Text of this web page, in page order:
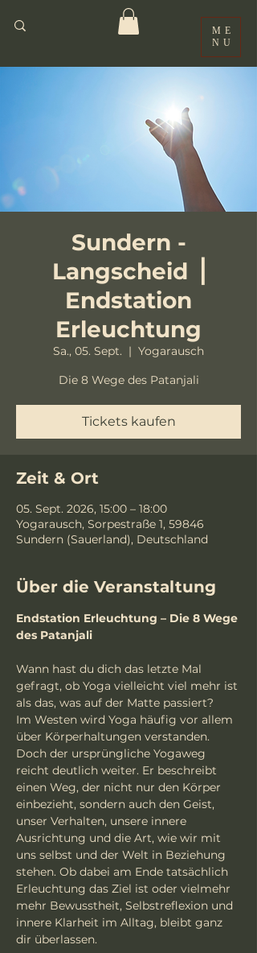
ME
NU
Sundern -
Langscheid ⎟
Endstation
Erleuchtung
Sa., 05. Sept.
  |
Yogarausch
Die 8 Wege des Patanjali
Tickets kaufen
Zeit & Ort
05. Sept. 2026, 15:00 – 18:00
Yogarausch, Sorpestraße 1, 59846
Sundern (Sauerland), Deutschland
Über die Veranstaltung
Endstation Erleuchtung – Die 8 Wege
des Patanjali
Wann hast du dich das letzte Mal
gefragt, ob Yoga vielleicht viel mehr ist
als das, was auf der Matte passiert?
Im Westen wird Yoga häufig vor allem
über Körperhaltungen verstanden.
Doch der ursprüngliche Yogaweg
reicht deutlich weiter. Er beschreibt
einen Weg, der nicht nur den Körper
einbezieht, sondern auch den Geist,
unser Verhalten, unsere innere
Ausrichtung und die Art, wie wir mit
uns selbst und der Welt in Beziehung
stehen. Ob dabei am Ende tatsächlich
Erleuchtung das Ziel ist oder vielmehr
mehr Bewusstheit, Selbstreflexion und
innere Klarheit im Alltag, bleibt ganz
dir überlassen.